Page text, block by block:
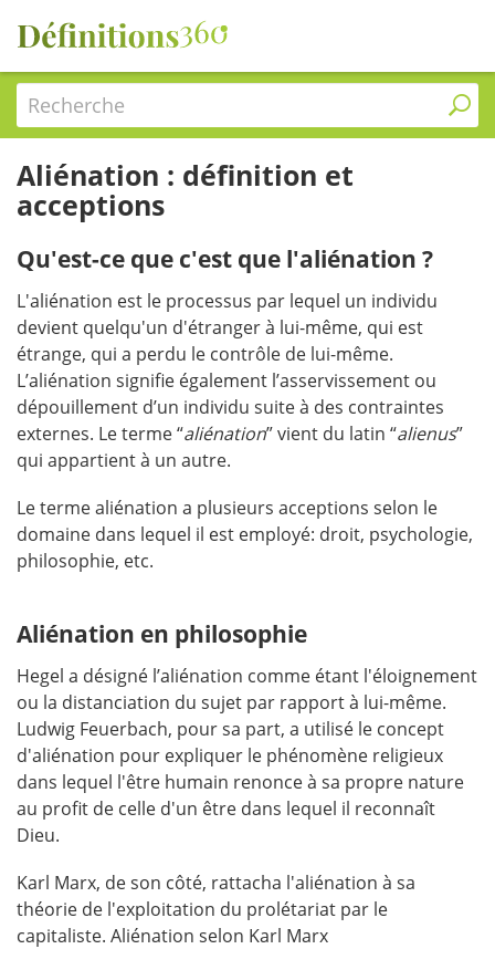
Recherche
Aliénation : définition et
acceptions
Qu'est-ce que c'est que l'aliénation ?
L'aliénation est le processus par lequel un individu
devient quelqu'un d'étranger à lui-même, qui est
étrange, qui a perdu le contrôle de lui-même.
L’aliénation signifie également l’asservissement ou
dépouillement d’un individu suite à des contraintes
externes. Le terme “aliénation” vient du latin “alienus”
qui appartient à un autre.
Le terme aliénation a plusieurs acceptions selon le
domaine dans lequel il est employé: droit, psychologie,
philosophie, etc.
Aliénation en philosophie
Hegel a désigné l’aliénation comme étant l'éloignement
ou la distanciation du sujet par rapport à lui-même.
Ludwig Feuerbach, pour sa part, a utilisé le concept
d'aliénation pour expliquer le phénomène religieux
dans lequel l'être humain renonce à sa propre nature
au profit de celle d'un être dans lequel il reconnaît
Dieu.
Karl Marx, de son côté, rattacha l'aliénation à sa
théorie de l'exploitation du prolétariat par le
capitaliste. Aliénation selon Karl Marx